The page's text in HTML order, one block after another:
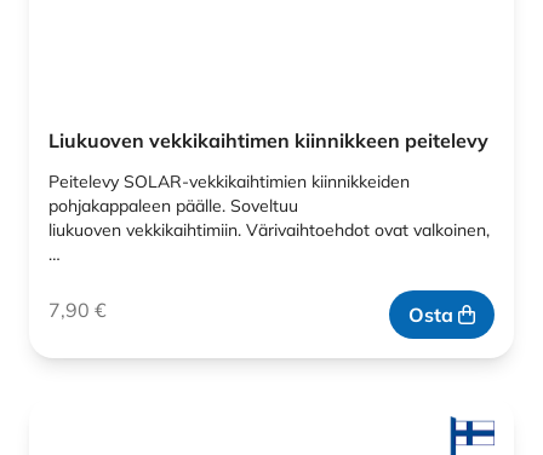
Liukuoven vekkikaihtimen kiinnikkeen peitelevy
Peitelevy SOLAR-vekkikaihtimien kiinnikkeiden
pohjakappaleen päälle. Soveltuu
liukuoven vekkikaihtimiin. Värivaihtoehdot ovat valkoinen,
…
7,90 € Osta